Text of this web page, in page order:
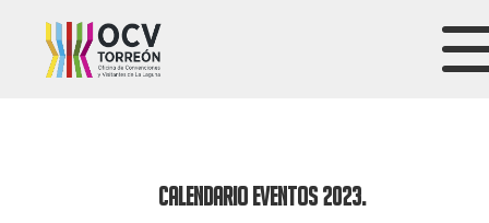
Calendario eventos 2023.